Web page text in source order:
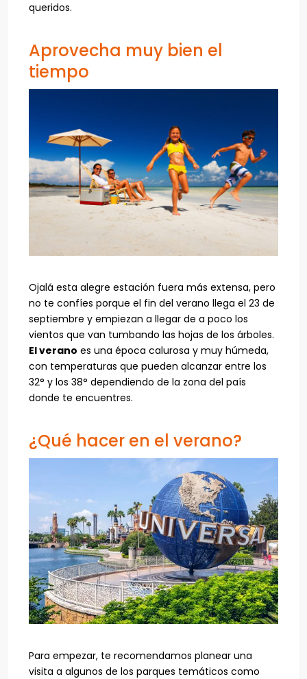
queridos.
Aprovecha muy bien el
tiempo
Ojalá esta alegre estación fuera más extensa, pero
no te confíes porque el fin del verano llega el 23 de
septiembre y empiezan a llegar de a poco los
vientos que van tumbando las hojas de los árboles.
El verano es una época calurosa y muy húmeda,
con temperaturas que pueden alcanzar entre los
32° y los 38° dependiendo de la zona del país
donde te encuentres.
¿Qué hacer en el verano?
Para empezar, te recomendamos planear una
visita a algunos de los parques temáticos como